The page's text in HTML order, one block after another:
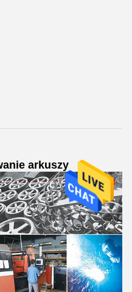
arkuszy